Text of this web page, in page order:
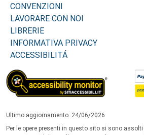
CONVENZIONI
LAVORARE CON NOI
LIBRERIE
INFORMATIVA PRIVACY
ACCESSIBILITÁ
Ultimo aggiornamento: 24/06/2026
Per le opere presenti in questo sito si sono